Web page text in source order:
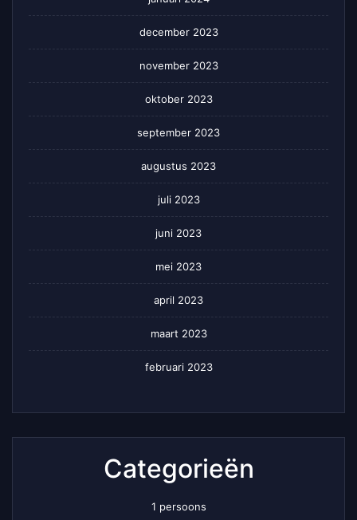
december 2023
november 2023
oktober 2023
september 2023
augustus 2023
juli 2023
juni 2023
mei 2023
april 2023
maart 2023
februari 2023
Categorieën
1 persoons